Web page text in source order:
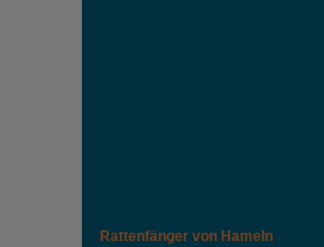
Rattenfänger von Hameln